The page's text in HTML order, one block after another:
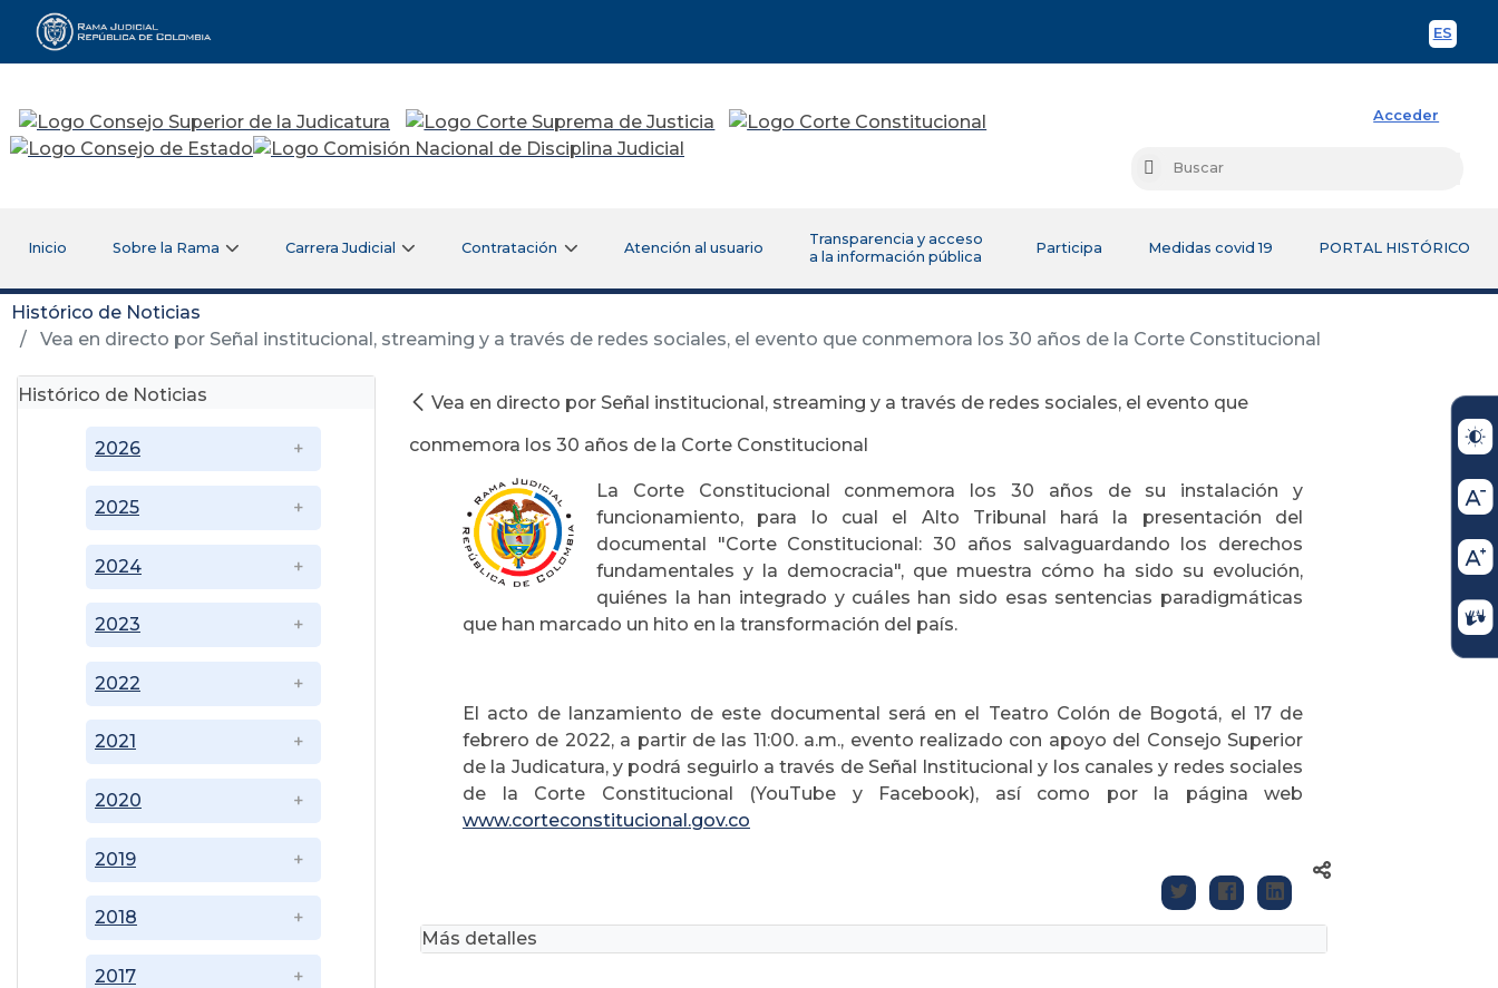
ES
Rama Judicial
Acceder
Buscar
Inicio Sobre la Rama Carrera Judicial Contratación Atención al usuario
Transparencia y acceso
a la información pública
Participa Medidas covid 19 PORTAL HISTÓRICO
Histórico de Noticias
Vea en directo por Señal institucional, streaming y a través de redes sociales, el evento que conmemora los 30 años de la Corte Constitucional
Histórico de Noticias
2017
2018
2019
2020
2021
2022
2023
2024
2025
2026
Vea en directo por Señal institucional, streaming y a través de redes sociales, el evento que
conmemora los 30 años de la Corte Constitucional
La Corte Constitucional conmemora los 30 años de su instalación y
funcionamiento, para lo cual el Alto Tribunal hará la presentación del
documental "Corte Constitucional: 30 años salvaguardando los derechos
fundamentales y la democracia", que muestra cómo ha sido su evolución,
quiénes la han integrado y cuáles han sido esas sentencias paradigmáticas
que han marcado un hito en la transformación del país.
El acto de lanzamiento de este documental será en el Teatro Colón de Bogotá, el 17 de
febrero de 2022, a partir de las 11:00. a.m., evento realizado con apoyo del Consejo Superior
de la Judicatura, y podrá seguirlo a través de Señal Institucional y los canales y redes sociales
de la Corte Constitucional (YouTube y Facebook), así como por la página web
www.corteconstitucional.gov.co
Más detalles